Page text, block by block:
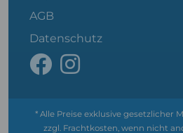
AGB
Datenschutz
* Alle Preise exklusive gesetzlicher
zzgl. Frachtkosten, wenn nicht